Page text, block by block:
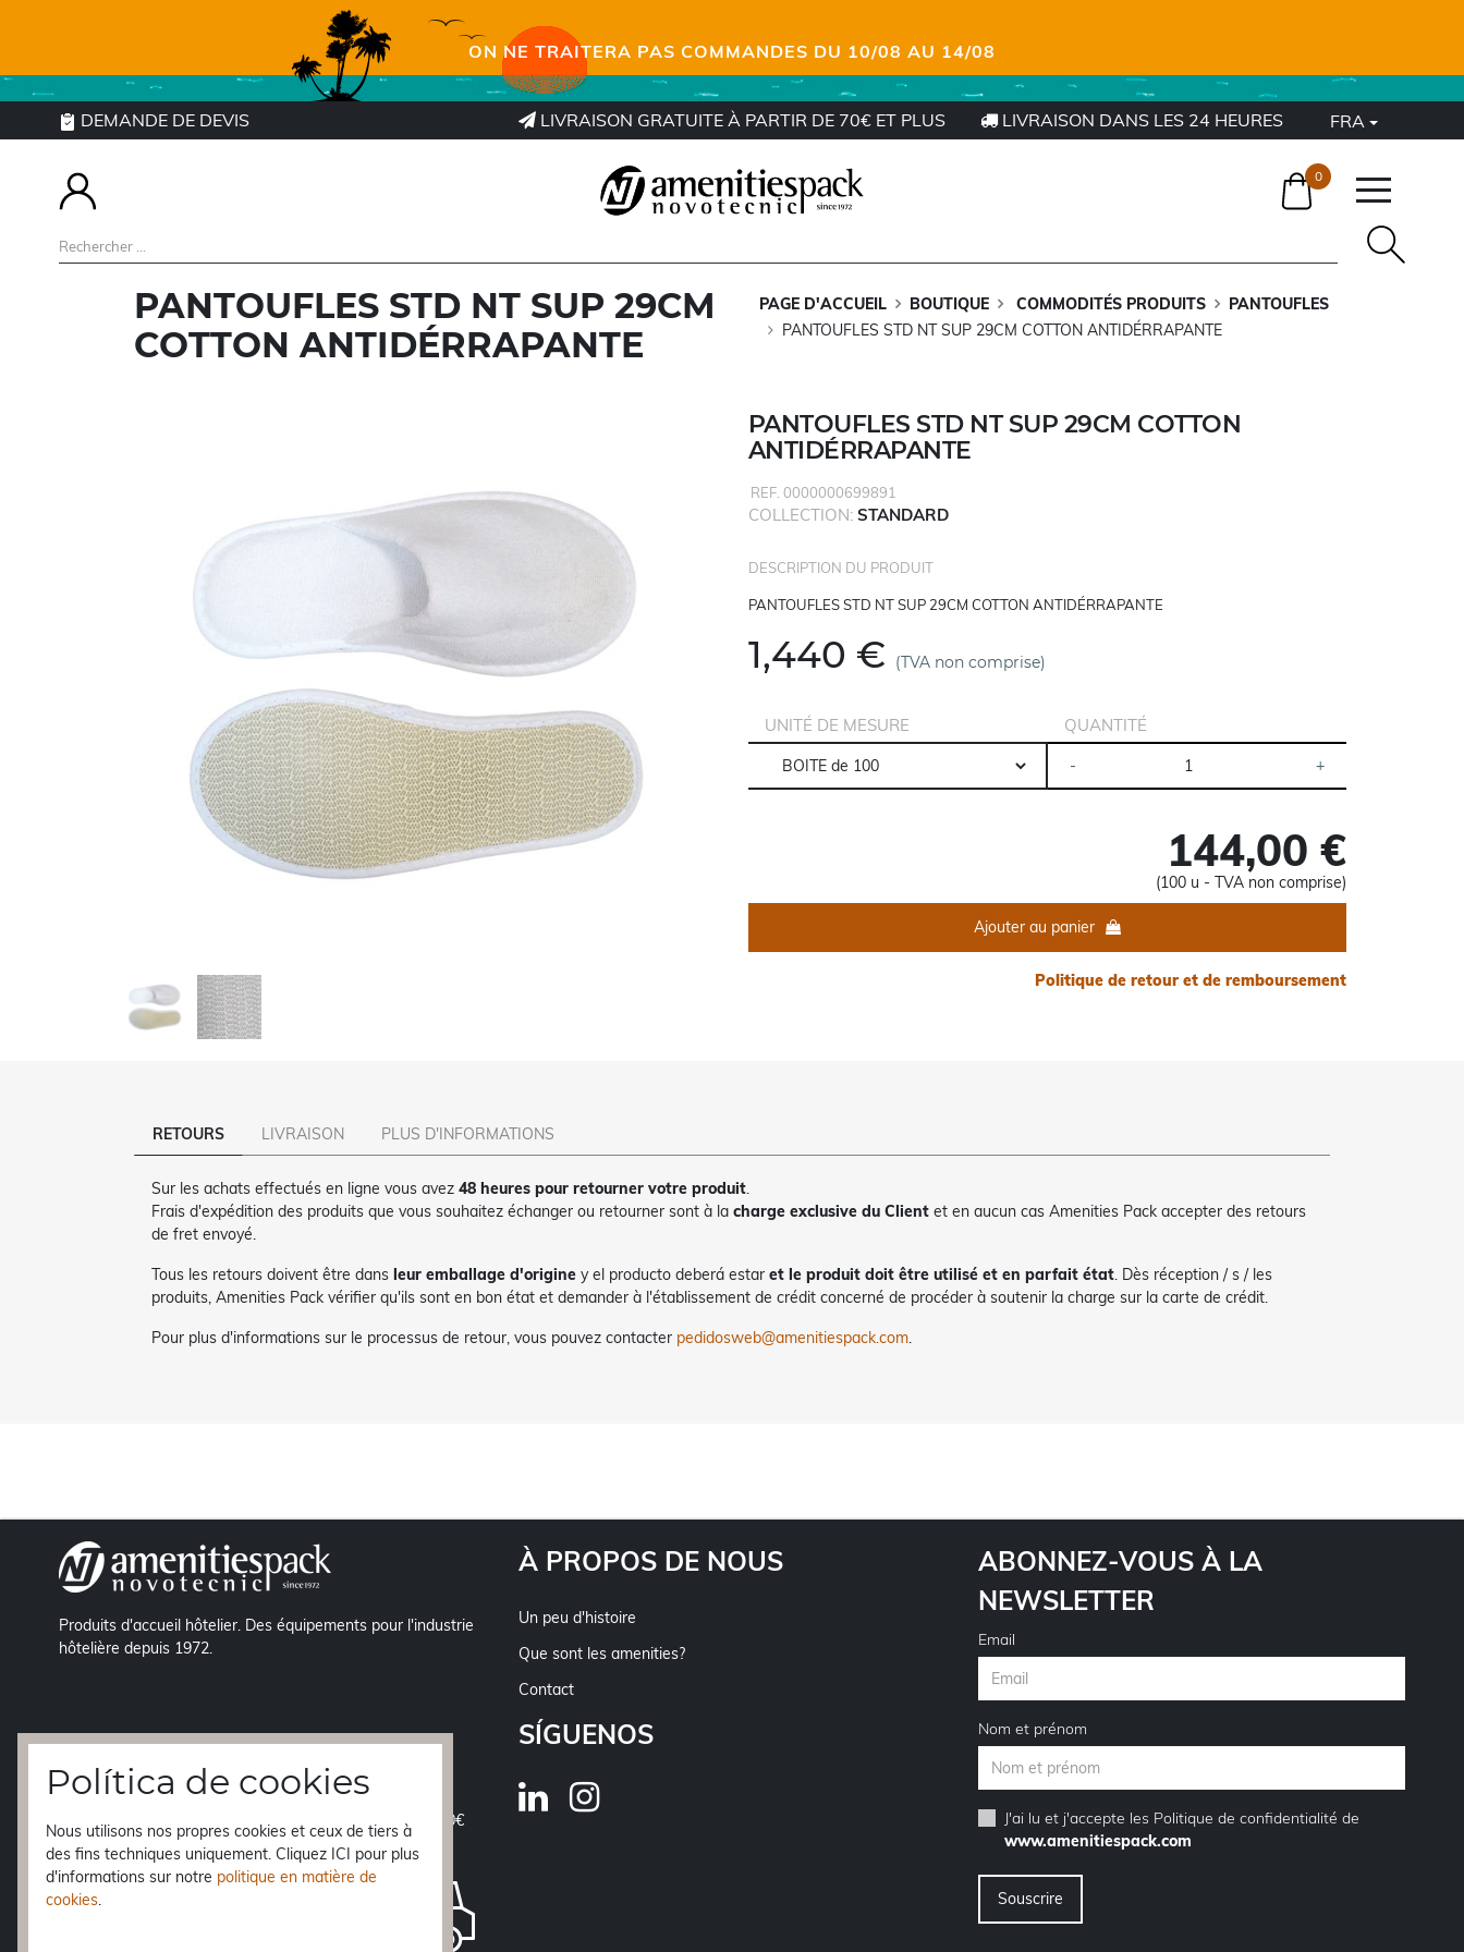
ON NE TRAITERA PAS COMMANDES DU 10/08 AU 14/08
DEMANDE DE DEVIS LIVRAISON GRATUITE À PARTIR DE 70€ ET PLUS LIVRAISON DANS LES 24 HEURES FRA
0
PANTOUFLES STD NT SUP 29CM
COTTON ANTIDÉRRAPANTE
PAGE D'ACCUEIL BOUTIQUE COMMODITÉS PRODUITS
PANTOUFLES
PANTOUFLES STD NT SUP 29CM COTTON ANTIDÉRRAPANTE
PANTOUFLES STD NT SUP 29CM COTTON
ANTIDÉRRAPANTE
REF. 0000000699891
COLLECTION: STANDARD
DESCRIPTION DU PRODUIT
PANTOUFLES STD NT SUP 29CM COTTON ANTIDÉRRAPANTE
1,440 € (TVA non comprise)
UNITÉ DE MESURE QUANTITÉ
144,00 €
(100 u - TVA non comprise)
Ajouter au panier
Politique de retour et de remboursement
RETOURS LIVRAISON PLUS D'INFORMATIONS
Sur les achats effectués en ligne vous avez48 heures pour retourner votre produit.
Frais d'expédition des produits que vous souhaitez échanger ou retourner sont à la charge exclusive du Client et en aucun cas Amenities Pack accepter des retours
de fret envoyé.
Tous les retours doivent être dans leur emballage d'originey el producto deberá estar et le produit doit être utilisé et en parfait état. Dès réception / s / les
produits, Amenities Pack vérifier qu'ils sont en bon état et demander à l'établissement de crédit concerné de procéder à soutenir la charge sur la carte de crédit.
Pour plus d'informations sur le processus de retour, vous pouvez contacter pedidosweb@amenitiespack.com.
Produits d'accueil hôtelier. Des équipements pour l'industrie
hôtelière depuis 1972.
EXPÉDITION GRATUITE á péninsule à partir de 70€
LIVRAISON EN 24h.
Baléares, Ceuta et Melilla
À PROPOS DE NOUS
Un peu d'histoire
Que sont les amenities?
Contact
SÍGUENOS
ABONNEZ-VOUS À LA
NEWSLETTER
Email
Nom et prénom
J'ai lu et j'accepte les Politique de confidentialité de
www.amenitiespack.com
Política de cookies
Nous utilisons nos propres cookies et ceux de tiers à
des fins techniques uniquement. Cliquez ICI pour plus
d'informations sur notre politique en matière de
cookies.